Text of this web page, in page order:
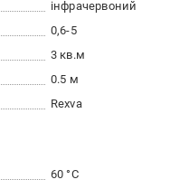
інфрачервоний
0,6-5
3 кв.м
0.5 м
Rexva
60 °C